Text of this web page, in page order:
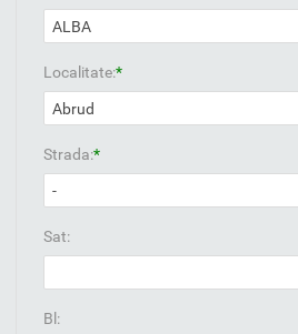
Localitate:*
Strada:*
Sat:
Bl: